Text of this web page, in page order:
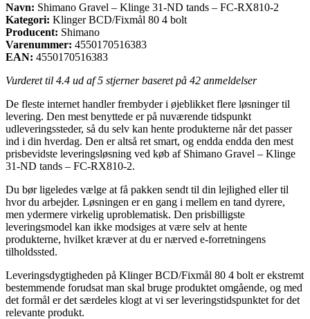
Navn: Shimano Gravel – Klinge 31-ND tands – FC-RX810-2
Kategori: Klinger BCD/Fixmål 80 4 bolt
Producent: Shimano
Varenummer: 4550170516383
EAN: 4550170516383
Vurderet til 4.4 ud af 5 stjerner baseret på 42 anmeldelser
De fleste internet handler frembyder i øjeblikket flere løsninger til
levering. Den mest benyttede er på nuværende tidspunkt
udleveringssteder, så du selv kan hente produkterne når det passer
ind i din hverdag. Den er altså ret smart, og endda endda den mest
prisbevidste leveringsløsning ved køb af Shimano Gravel – Klinge
31-ND tands – FC-RX810-2.
Du bør ligeledes vælge at få pakken sendt til din lejlighed eller til
hvor du arbejder. Løsningen er en gang i mellem en tand dyrere,
men ydermere virkelig uproblematisk. Den prisbilligste
leveringsmodel kan ikke modsiges at være selv at hente
produkterne, hvilket kræver at du er nærved e-forretningens
tilholdssted.
Leveringsdygtigheden på Klinger BCD/Fixmål 80 4 bolt er ekstremt
bestemmende forudsat man skal bruge produktet omgående, og med
det formål er det særdeles klogt at vi ser leveringstidspunktet for det
relevante produkt.